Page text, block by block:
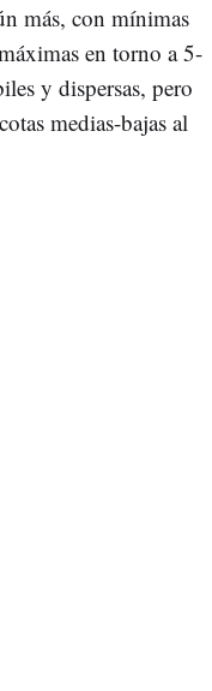
más, con mínimas
en torno a 5-
y dispersas, pero
medias-bajas al